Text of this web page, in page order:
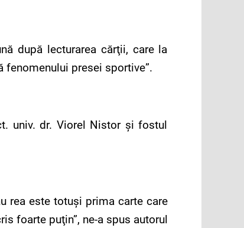
după lecturarea cărţii, care la
fenomenului presei sportive”.
univ. dr. Viorel Nistor și fostul
rea este totuşi prima carte care
foarte puţin”, ne-a spus autorul